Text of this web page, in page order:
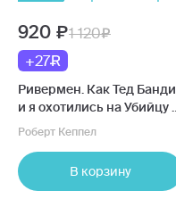
920
1 120
+27
Ривермен. Как Тед Банди
и я охотились на Убийцу с
Грин-Ривер
Роберт Кеппел
В корзину